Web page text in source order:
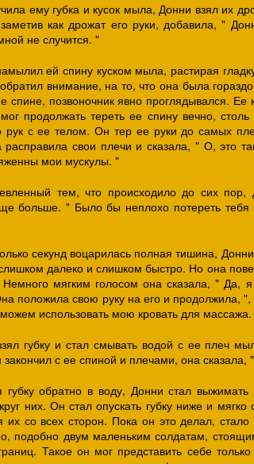
ему губка и кусок мыла, Донни взял их
как дрожат его руки, добавила, "
не случится. "
ей спину куском мыла, растирая
внимание, на то, что она была
спине, позвоночник явно проглядывался. Ее
продолжать тереть ее спину вечно,
рук с ее телом. Он тер ее руки до самых
свои плечи и сказала, " О, это
мои мускулы. "
тем, что происходило до сих
больше. " Было бы неплохо потереть
секунд воцарилась полная тишина,
далеко и слишком быстро. Но она
Немного мягким голосом она сказала, " Да,
положила свою руку на его и продолжила,
использовать мою кровать для
губку и стал смывать водой с ее плеч
закончил с ее спиной и плечами, она
губку обратно в воду, Донни стал
них. Он стал опускать губку ниже и
их со всех сторон. Пока он это делал,
подобно двум маленьким солдатам,
Такое он мог представить себе